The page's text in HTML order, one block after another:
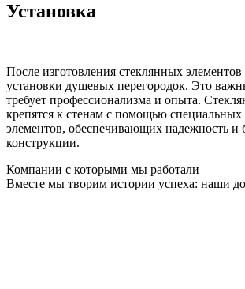
Установка
После изготовления стеклянных элементов
установки душевых перегородок. Это
требует профессионализма и опыта.
крепятся к стенам с помощью
элементов, обеспечивающих надежность и
конструкции.
Компании с которыми мы работали
Вместе мы творим истории успеха: наши